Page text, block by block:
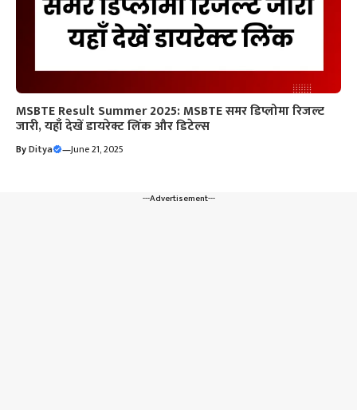
MSBTE Result Summer 2025: MSBTE समर डिप्लोमा रिजल्ट
जारी, यहाँ देखें डायरेक्ट लिंक और डिटेल्स
ByDitya —June 21, 2025
---Advertisement---